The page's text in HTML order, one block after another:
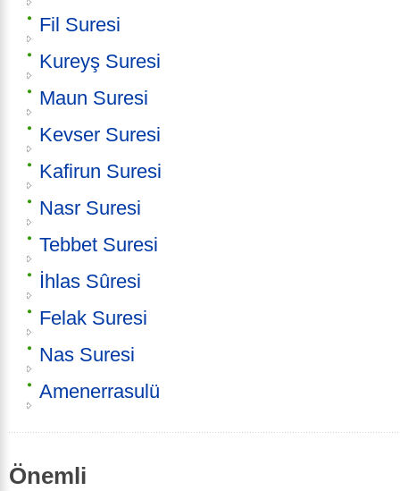
Fil Suresi
Kureyş Suresi
Maun Suresi
Kevser Suresi
Kafirun Suresi
Nasr Suresi
Tebbet Suresi
İhlas Sûresi
Felak Suresi
Nas Suresi
Amenerrasulü
Önemli